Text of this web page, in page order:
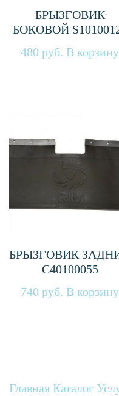
БРЫЗГОВИК
БОКОВОЙ
480 руб. В корзину
БРЫЗГОВИК
С40100055
740 руб. В корзину
Главная Каталог